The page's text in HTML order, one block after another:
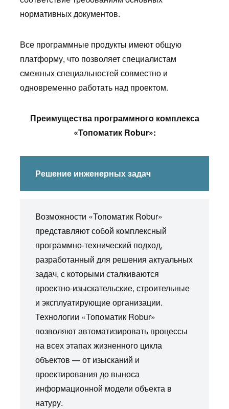
нормативных документов.
Все программные продукты имеют общую
платформу, что позволяет специалистам
смежных специальностей совместно и
одновременно работать над проектом.
Преимущества программного комплекса
«Топоматик Robur»:
Решение инженерных задач
Возможности «Топоматик Robur»
представляют собой комплексный
программно-технический подход,
разработанный для решения актуальных
задач, с которыми сталкиваются
проектно-изыскательские, строительные
и эксплуатирующие организации.
Технологии «Топоматик Robur»
позволяют автоматизировать процессы
на всех этапах жизненного цикла
объектов — от изысканий и
проектирования до выноса
информационной модели объекта в
натуру.